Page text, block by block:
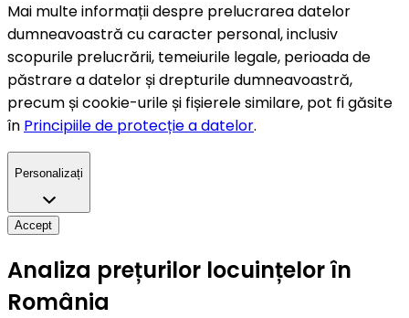
Mai multe informații despre prelucrarea datelor
dumneavoastră cu caracter personal, inclusiv
scopurile prelucrării, temeiurile legale, perioada de
păstrare a datelor și drepturile dumneavoastră,
precum și cookie-urile și fișierele similare, pot fi găsite
în Principiile de protecție a datelor.
Personalizați
Accept
Analiza prețurilor locuințelor în
România